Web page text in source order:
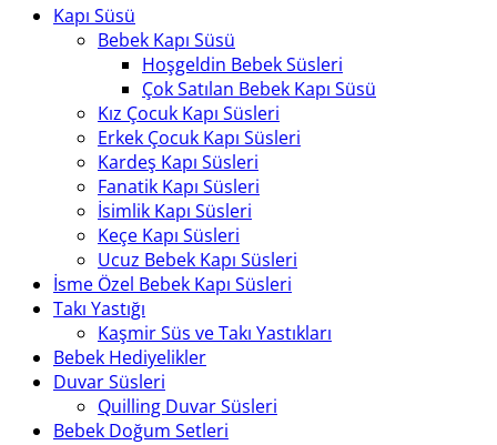
Kapı Süsü
Bebek Kapı Süsü
Hoşgeldin Bebek Süsleri
Çok Satılan Bebek Kapı Süsü
Kız Çocuk Kapı Süsleri
Erkek Çocuk Kapı Süsleri
Kardeş Kapı Süsleri
Fanatik Kapı Süsleri
İsimlik Kapı Süsleri
Keçe Kapı Süsleri
Ucuz Bebek Kapı Süsleri
İsme Özel Bebek Kapı Süsleri
Takı Yastığı
Kaşmir Süs ve Takı Yastıkları
Bebek Hediyelikler
Duvar Süsleri
Quilling Duvar Süsleri
Bebek Doğum Setleri